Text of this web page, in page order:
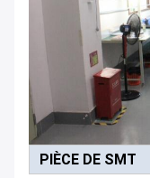
PIÈCE DE SMT